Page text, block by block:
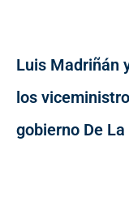
Luis Madriñán
los
gobierno De